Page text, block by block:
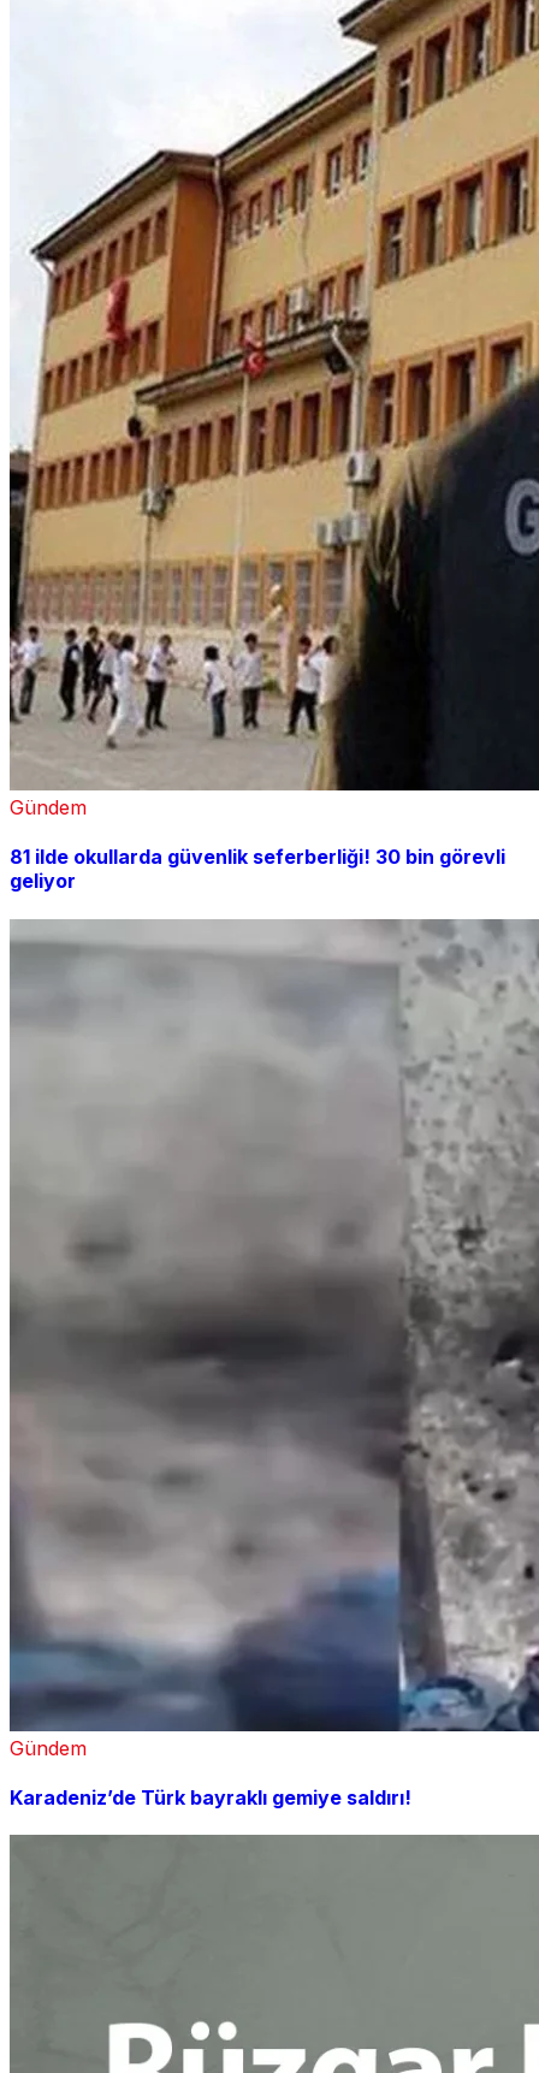
Gündem
81 ilde okullarda güvenlik seferberliği! 30 bin görevli
geliyor
Gündem
Karadeniz’de Türk bayraklı gemiye saldırı!